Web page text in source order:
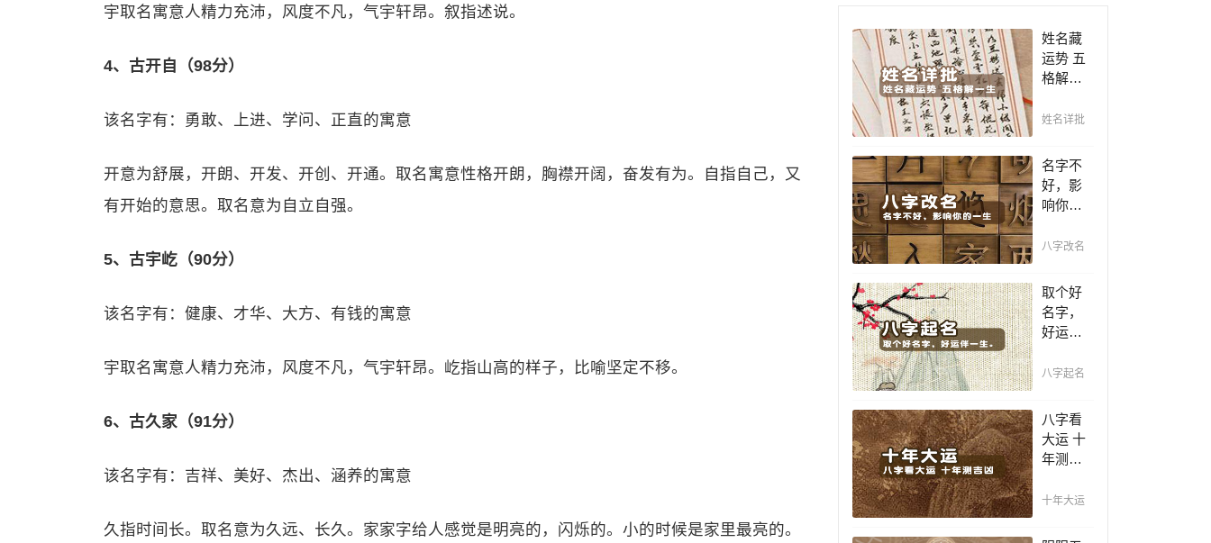
宇取名寓意人精力充沛，风度不凡，气宇轩昂。叙指述说。
4、古开自（98分）
该名字有：勇敢、上进、学问、正直的寓意
开意为舒展，开朗、开发、开创、开通。取名寓意性格开朗，胸襟开阔，奋发有为。自指自己，又
有开始的意思。取名意为自立自强。
5、古宇屹（90分）
该名字有：健康、才华、大方、有钱的寓意
宇取名寓意人精力充沛，风度不凡，气宇轩昂。屹指山高的样子，比喻坚定不移。
6、古久家（91分）
该名字有：吉祥、美好、杰出、涵养的寓意
久指时间长。取名意为久远、长久。家家字给人感觉是明亮的，闪烁的。小的时候是家里最亮的。
姓名藏
运势 五
格解一
名判断
吉凶，
你的名
字真的
适合你
姓名详批
名字不
好，影
响你的
一个好
金，好
名字让
你增加
自信、
顺！
八字改名
取个好
名字，
好运伴
赐子千
如教子
一艺；
教子一
艺，不
好名！
八字起名
八字看
大运 十
年测吉
年一运
凶，未
十年大运